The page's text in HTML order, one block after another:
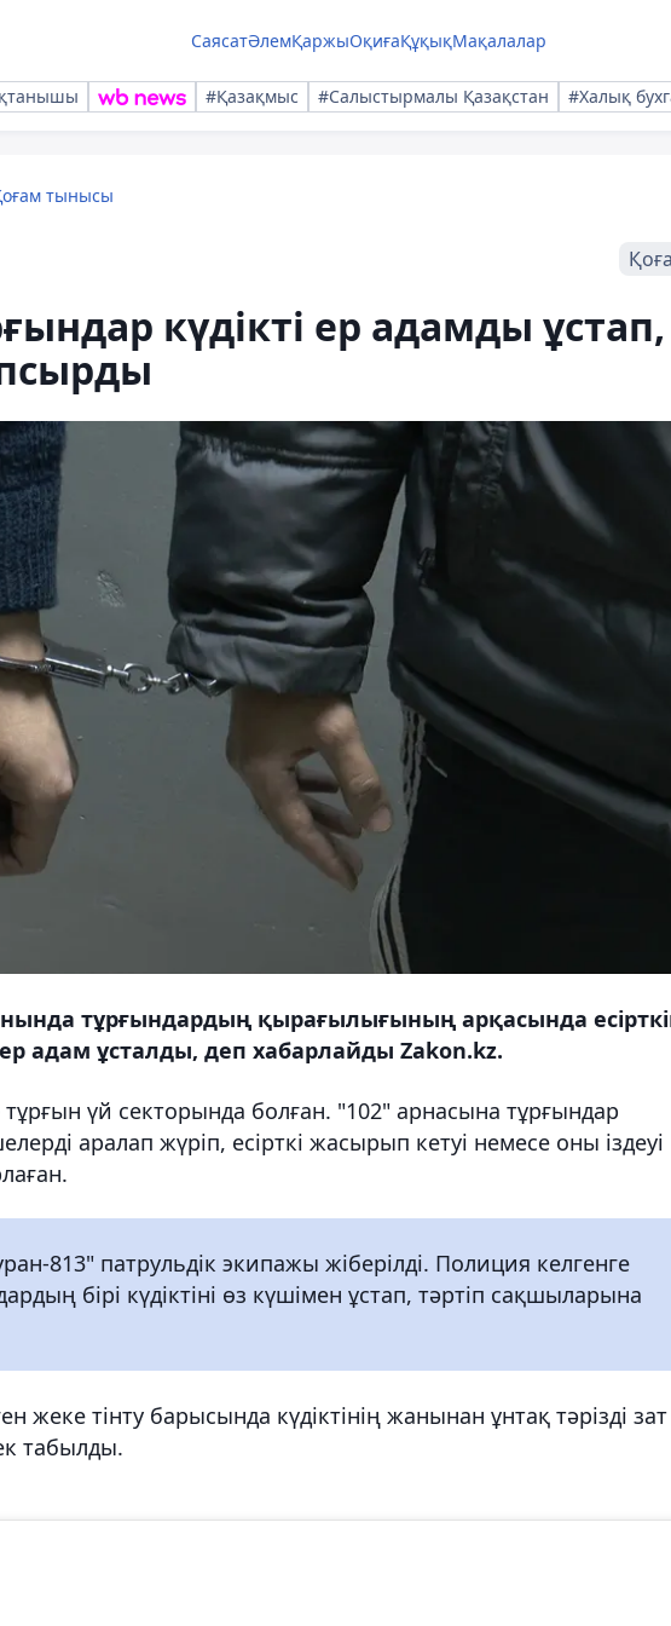
СаясатӘлемҚаржыОқиғаҚұқықМақалалар
#Қазақмыс #Салыстырмалы Қазақстан #Халық
тынысы
күдікті ер адамды ұстап,
тұрғындардың қырағылығының арқасында
ер адам ұсталды, деп хабарлайды Zakon.kz.
үй секторында болған. "102" арнасына тұрғындар
аралап жүріп, есірткі жасырып кетуі немесе оны іздеуі
813" патрульдік экипажы жіберілді. Полиция келгенге
бірі күдіктіні өз күшімен ұстап, тәртіп сақшыларына
жеке тінту барысында күдіктінің жанынан ұнтақ тәрізді зат
табылды.